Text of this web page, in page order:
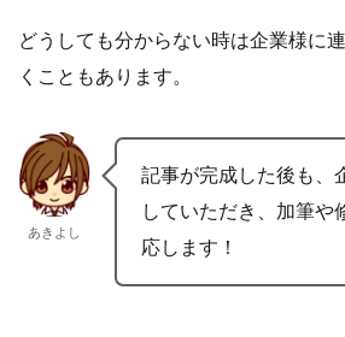
どうしても分からない時は企業様に
くこともあります。
あきよし
記事が完成した後も、
していただき、加筆や
応します！